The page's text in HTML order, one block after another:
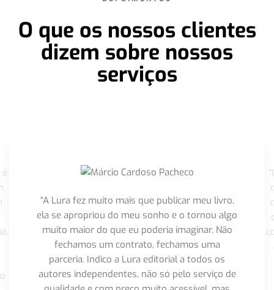
O que os nossos clientes
dizem sobre nossos
serviços
“A Lura fez muito mais que publicar meu livro,
ela se apropriou do meu sonho e o tornou algo
muito maior do que eu poderia imaginar. Não
fechamos um contrato, fechamos uma
parceria. Indico a Lura editorial a todos os
autores independentes, não só pelo serviço de